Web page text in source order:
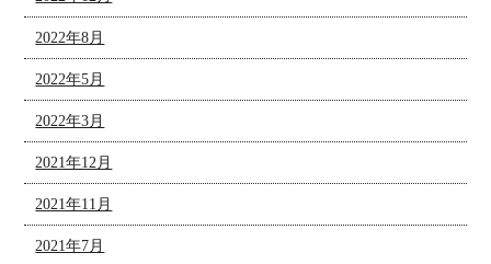
2022年8月
2022年5月
2022年3月
2021年12月
2021年11月
2021年7月